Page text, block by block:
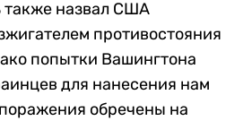
также назвал США
противостояния
попытки Вашингтона
для нанесения нам
обречены на